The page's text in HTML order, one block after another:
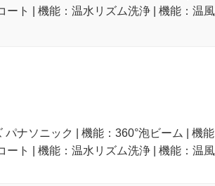
ト | 機能：温水リズム洗浄 | 機能：温
ナソニック | 機能：360°泡ビーム | 機
ト | 機能：温水リズム洗浄 | 機能：温